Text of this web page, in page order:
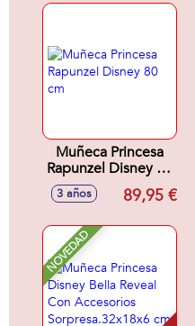
Muñeca Princesa
Rapunzel Disney 80
3 años 89,95 €
NOVEDAD